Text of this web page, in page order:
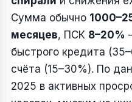
Сумма обычно
месяцев, ПСК 8–20%
быстрого кредита
счёта (15–30%). По
2025 в активных